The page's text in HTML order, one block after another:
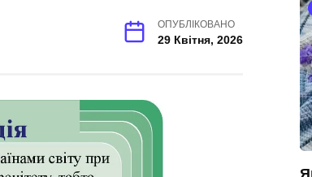
ОПУБЛІКОВАНО
29 Квітня, 2026